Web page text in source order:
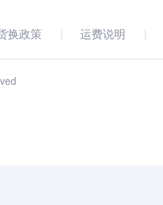
换政策 运费说明